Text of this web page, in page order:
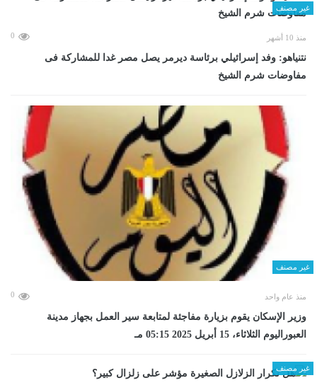
غير مصنف
منذ 10 أشهر 0
نتنياهو: وفد إسرائيلي برئاسة ديرمر يصل مصر غدا للمشاركة فى
مفاوضات شرم الشيخ
غير مصنف
منذ عام واحد 0
وزير الإسكان يقوم بزيارة مفاجئة لمتابعة سير العمل بجهاز مدينة
العبوراليوم الثلاثاء، 15 أبريل 2025 05:15 مـ
غير مصنف